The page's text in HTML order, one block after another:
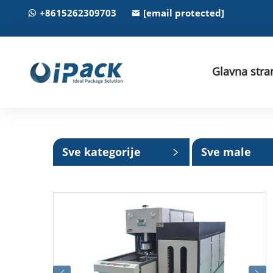
+8615262309703 [email protected]
Glavna
Sve kategorije
Sve male